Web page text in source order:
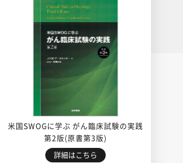
米国SWOGに学ぶ がん臨床試験の実践
第2版(原書第3版)
詳細はこちら